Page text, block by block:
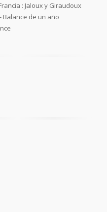
: Jaloux y Giraudoux
Balance de un año